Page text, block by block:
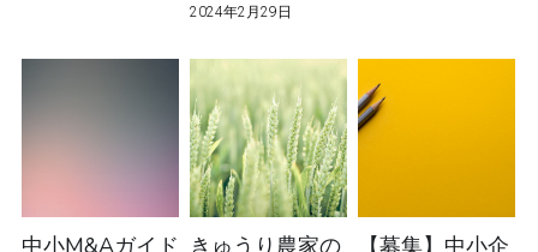
2024年2月29日
中小M&Aガイド きゅうり農家の 【募集】中小企